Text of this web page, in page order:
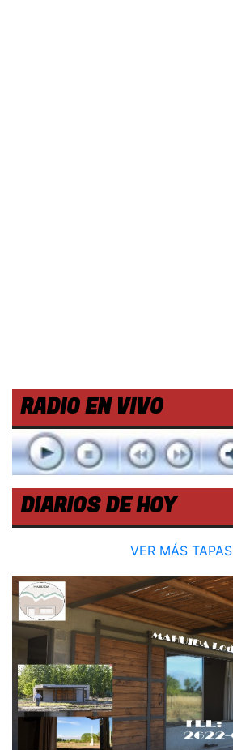
RADIO EN VIVO
DIARIOS DE HOY
VER MÁS TAPAS